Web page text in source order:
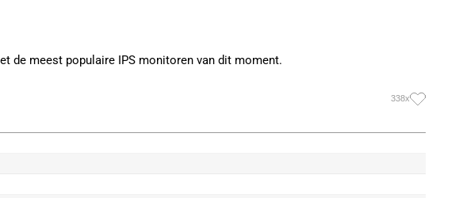
de meest populaire IPS monitoren van dit moment.
338x